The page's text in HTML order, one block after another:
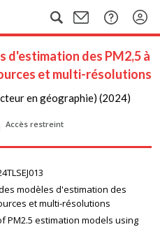
d'estimation des PM2,5 à
et multi-résolutions
en géographie) (2024)
Accès restreint
modèles d'estimation des
et multi-résolutions
PM2.5 estimation models using